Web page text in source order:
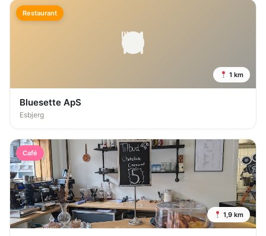
Restaurant
1 km
Bluesette ApS
Esbjerg
Café
1,9 km